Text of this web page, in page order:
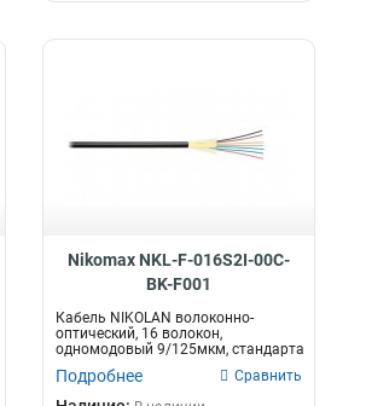
Nikomax NKL-F-016S2I-00C-
BK-F001
Кабель NIKOLAN волоконно-
оптический, 16 волокон,
одномодовый 9/125мкм, стандарта
OS2, внутренни...
Подробнее Сравнить